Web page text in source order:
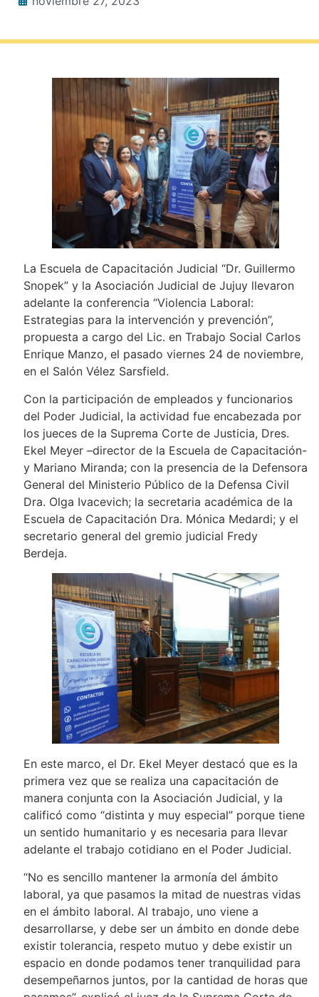
La Escuela de Capacitación Judicial “Dr. Guillermo
Snopek” y la Asociación Judicial de Jujuy llevaron
adelante la conferencia “Violencia Laboral:
Estrategias para la intervención y prevención”,
propuesta a cargo del Lic. en Trabajo Social Carlos
Enrique Manzo, el pasado viernes 24 de noviembre,
en el Salón Vélez Sarsfield.
Con la participación de empleados y funcionarios
del Poder Judicial, la actividad fue encabezada por
los jueces de la Suprema Corte de Justicia, Dres.
Ekel Meyer –director de la Escuela de Capacitación-
y Mariano Miranda; con la presencia de la Defensora
General del Ministerio Público de la Defensa Civil
Dra. Olga Ivacevich; la secretaria académica de la
Escuela de Capacitación Dra. Mónica Medardi; y el
secretario general del gremio judicial Fredy
Berdeja.
En este marco, el Dr. Ekel Meyer destacó que es la
primera vez que se realiza una capacitación de
manera conjunta con la Asociación Judicial, y la
calificó como “distinta y muy especial” porque tiene
un sentido humanitario y es necesaria para llevar
adelante el trabajo cotidiano en el Poder Judicial.
“No es sencillo mantener la armonía del ámbito
laboral, ya que pasamos la mitad de nuestras vidas
en el ámbito laboral. Al trabajo, uno viene a
desarrollarse, y debe ser un ámbito en donde debe
existir tolerancia, respeto mutuo y debe existir un
espacio en donde podamos tener tranquilidad para
desempeñarnos juntos, por la cantidad de horas que